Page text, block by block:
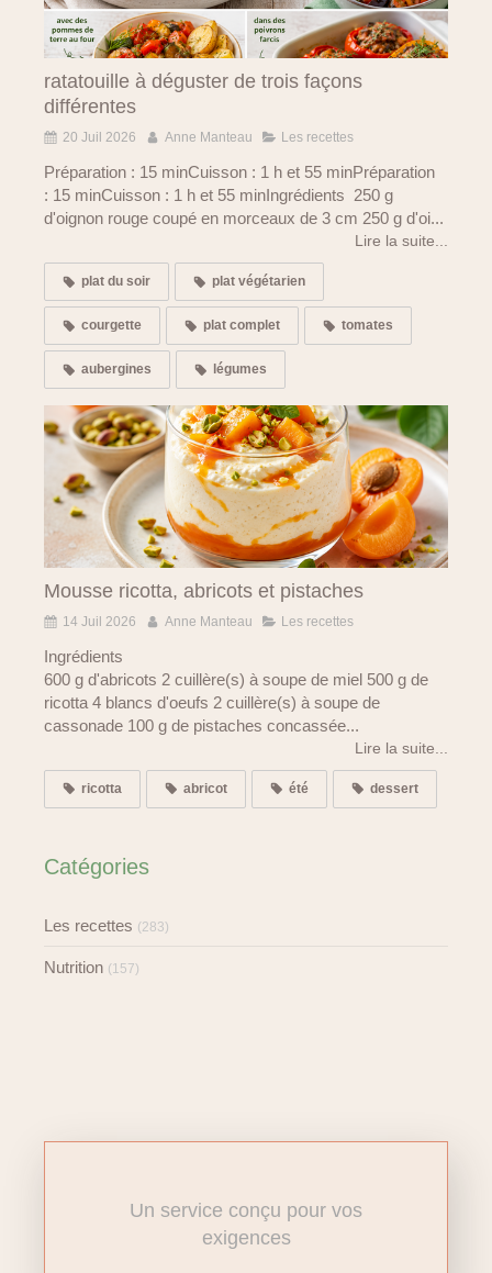
ratatouille à déguster de trois façons
différentes
20 Juil 2026 Anne Manteau Les recettes
Préparation : 15 minCuisson : 1 h et 55 minPréparation
: 15 minCuisson : 1 h et 55 minIngrédients 250 g
d'oignon rouge coupé en morceaux de 3 cm 250 g d'oi...
Lire la suite...
plat du soir plat végétarien
courgette plat complet tomates
aubergines légumes
Mousse ricotta, abricots et pistaches
14 Juil 2026 Anne Manteau Les recettes
Ingrédients
600 g d'abricots 2 cuillère(s) à soupe de miel 500 g de
ricotta 4 blancs d'oeufs 2 cuillère(s) à soupe de
cassonade 100 g de pistaches concassée...
Lire la suite...
ricotta abricot été dessert
Catégories
Les recettes (283)
Nutrition (157)
Un service conçu pour vos
exigences